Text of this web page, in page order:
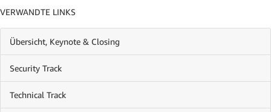
VERWANDTE LINKS
Übersicht, Keynote & Closing
Security Track
Technical Track